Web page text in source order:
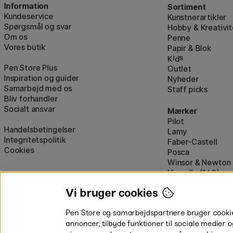
Information
Kundeservice
Spørgsmål og svar
Om os
Vores butik
Pen Store Plus
Inspiration og guider
Samarbejd med os
Bliv forhandler
Socialt ansvar
Handelsbetingelser
Integritetspolitik
Cookies
Sortiment
Kunstnerartikler
Hobby &
Penne
Papir & Blok
Kids
Outlet
Nyheder
Staff picks
Mærker
Pilot
Lamy
Faber-Castell
Posca
Winsor & Newton
Visa alle (160)
Vi bruger cookies
Pen Store og samarbejdspartnere bruger
annoncer, tilbyde funktioner til sociale medier